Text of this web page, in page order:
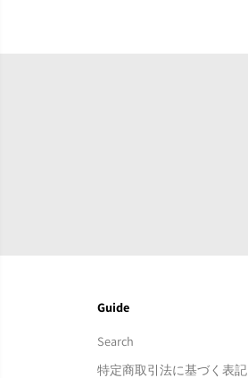
Guide
Search
特定商取引法に基づく表記